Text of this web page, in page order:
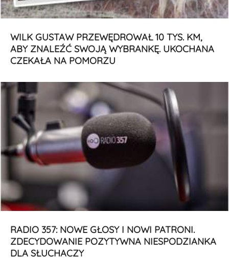
WILK GUSTAW PRZEWĘDROWAŁ 10 TYS. KM,
ABY ZNALEŹĆ SWOJĄ WYBRANKĘ. UKOCHANA
CZEKAŁA NA POMORZU
RADIO 357: NOWE GŁOSY I NOWI PATRONI.
ZDECYDOWANIE POZYTYWNA NIESPODZIANKA
DLA SŁUCHACZY